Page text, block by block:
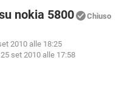
WHATSAPP
GAMING
nokia 5800 Chiuso
2010 alle 18:25
25 set 2010 alle 17:58